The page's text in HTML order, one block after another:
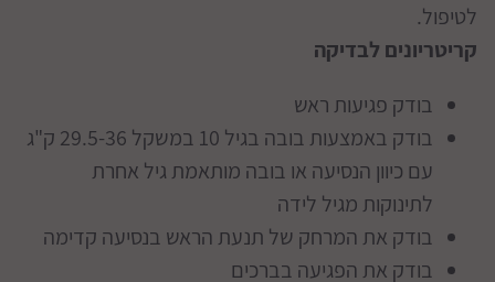
לטיפול.
קריטריונים לבדיקה
בודק פגיעות ראש
בודק באמצעות בובה בגיל 10 במשקל 29.5-36 ק"ג
עם כיוון הנסיעה או בובה מותאמת גיל אחרת
לתינוקות מגיל לידה
בודק את המרחק של תנעת הראש בנסיעה קדימה
בודק את הפגיעה בברכים